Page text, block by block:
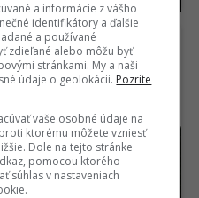
TEST: Vymenila som
iPhone za najlacnejší
Android. Už pri zapnutí
prišiel šok, to však
a informácie z vášho
identifikátory a ďalšie
a používané
zdieľané alebo môžu byť
stránkami. My a naši
údaje o geolokácii. Pozrite
vaše osobné údaje na
ktorému môžete vzniesť
Dole na tejto stránke
pomocou ktorého
súhlas v nastaveniach